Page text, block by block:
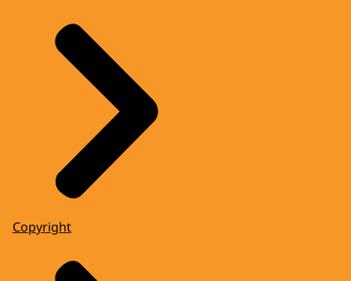
Copyright